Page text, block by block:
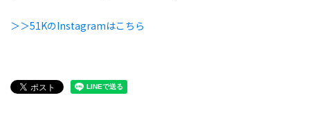
＞＞51KのInstagramはこちら